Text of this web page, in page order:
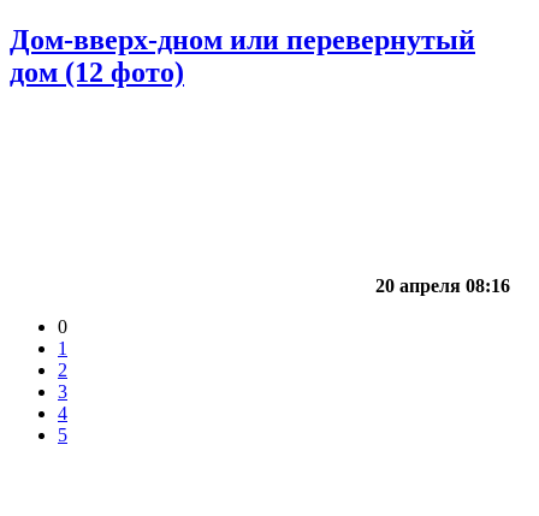
Дом-вверх-дном или перевернутый
дом (12 фото)
20 апреля 08:16
0
1
2
3
4
5